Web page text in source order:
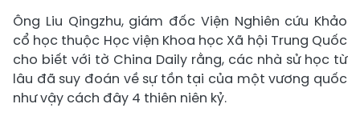
Ông Liu Qingzhu, giám đốc Viện Nghiên cứu Khảo
cổ học thuộc Học viện Khoa học Xã hội Trung Quốc
cho biết với tờ China Daily rằng, các nhà sử học từ
lâu đã suy đoán về sự tồn tại của một vương quốc
như vậy cách đây 4 thiên niên kỷ.